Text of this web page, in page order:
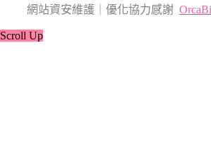
網站資安維護｜優化協力感謝
Scroll Up